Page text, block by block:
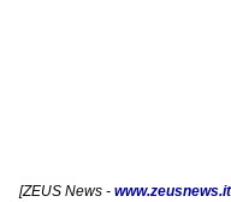
[ZEUS News - www.zeusnews.it